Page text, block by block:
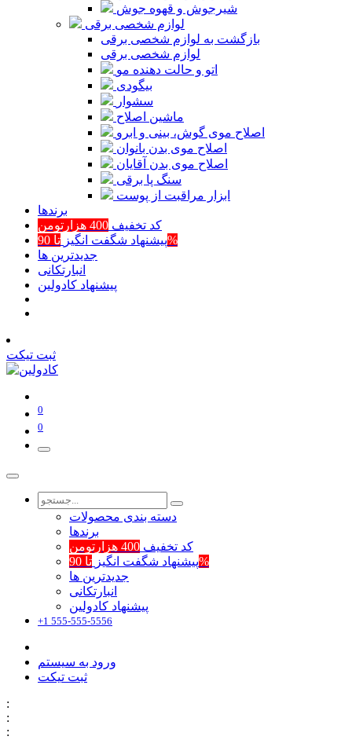
شیرجوش و قهوه جوش
لوازم شخصی برقی
بازگشت به لوازم شخصی برقی
لوازم شخصی برقی
اتو و حالت دهنده مو
بیگودی
سشوار
ماشین اصلاح
اصلاح موی گوش، بینی و ابرو
اصلاح موی بدن بانوان
اصلاح موی بدن آقایان
سنگ پا برقی
ابزار مراقبت از پوست
برند‌ها
کد تخفیف 400 هزارتومن
پیشنهاد شگفت انگیزتا 90%
جدیدترین ها
انبارتکانی
پیشنهاد کادولین
ثبت تیکت
0
0
دسته بندی محصولات
برند‌ها
کد تخفیف 400 هزارتومن
پیشنهاد شگفت انگیزتا 90%
جدیدترین ها
انبارتکانی
پیشنهاد کادولین
+1 555-555-5556
ورود به سیستم
ثبت تیکت
:
:
: